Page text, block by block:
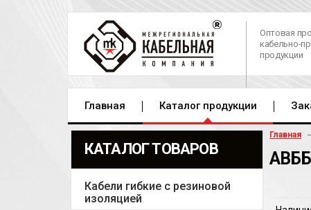
Оптовая
кабельно-
продукции
Главная Каталог продукции
КАТАЛОГ ТОВАРОВ
Кабели гибкие с резиновой
изоляцией
Главная